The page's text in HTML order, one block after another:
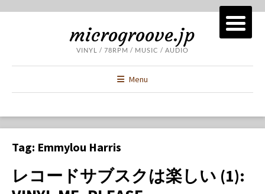
microgroove.jp
VINYL / 78RPM / MUSIC / AUDIO
Menu
Tag: Emmylou Harris
レコードサブスクは楽しい (1):